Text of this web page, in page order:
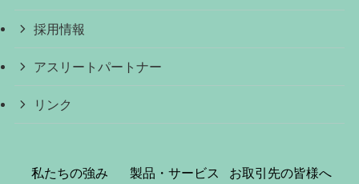
採用情報
アスリートパートナー
リンク
私たちの強み
製品・サービス
お取引先の皆様へ